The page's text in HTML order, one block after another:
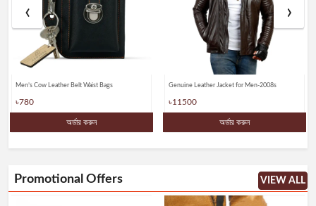
Men’s Cow Leather Belt Waist Bags
৳780
অর্ডার করুন
Genuine Leather Jacket for Men-2008s
৳11500
অর্ডার করুন
‹ ›
Promotional Offers VIEW ALL